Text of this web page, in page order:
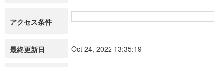
アクセス条件
最終更新日 Oct 24, 2022 13:35:19